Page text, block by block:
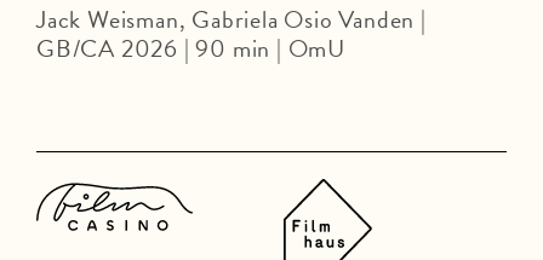
Jack Weisman, Gabriela Osio Vanden |
GB/CA 2026 | 90 min | OmU